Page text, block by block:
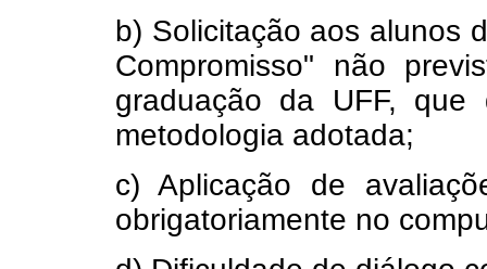
b) Solicitação aos alunos
Compromisso" não
graduação da UFF, que
metodologia adotada;
c) Aplicação de
obrigatoriamente no